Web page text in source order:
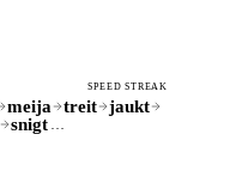
SPEED STREAK
meija treit
jaukt
snigt …